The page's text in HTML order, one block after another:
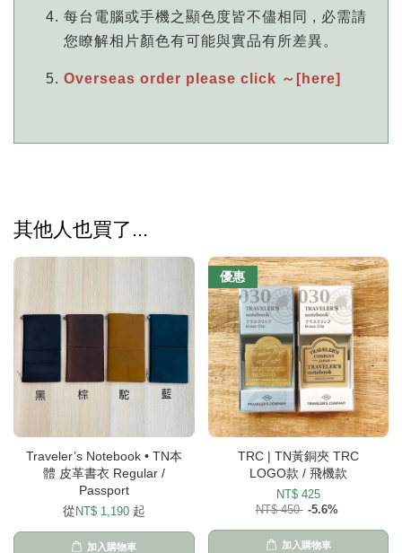
每台電腦或手機之顯色度皆不儘相同 , 必需請
您瞭解相片顏色有可能與實品有所差異。
Overseas order please click ～[here]
其他人也買了...
Traveler’s Notebook • TN本
體 皮革書衣 Regular /
Passport
從 NT$ 1,190 起
加入購物車
優惠
TRC | TN黃銅夾 TRC
LOGO款 / 飛機款
NT$ 425
NT$ 450 -5.6%
加入購物車